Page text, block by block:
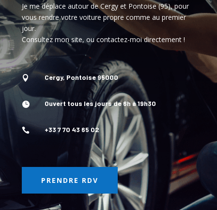
Je me déplace autour de Cergy et Pontoise (95), pour
vous rendre votre voiture propre comme au premier
jour.
Consultez mon site, ou contactez-moi directement !
 Cergy, Pontoise 95000
 Ouvert tous les jours de 6h à 19h30
 +33 7 70 43 65 02
PRENDRE RDV